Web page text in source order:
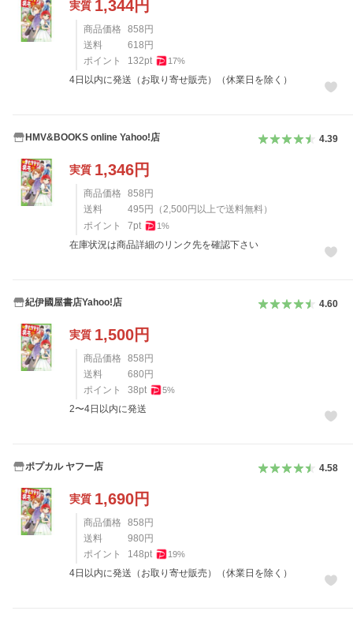
実質 1,344円
商品価格 858 円
送料
618 円
ポイント
132pt 17%
4日以内に発送（お取り寄せ販売）（休業日を除く）
HMV&BOOKS online Yahoo!店 4.39
実質 1,346円
商品価格 858 円
送料
495 円 （2,500 円以上で送料無料）
ポイント
7pt 1%
在庫状況は商品詳細のリンク先を確認下さい
紀伊國屋書店Yahoo!店 4.60
実質 1,500円
商品価格 858 円
送料
680 円
ポイント
38pt 5%
2〜4日以内に発送
ポプカル ヤフー店 4.58
実質 1,690円
商品価格 858 円
送料
980 円
ポイント
148pt 19%
4日以内に発送（お取り寄せ販売）（休業日を除く）